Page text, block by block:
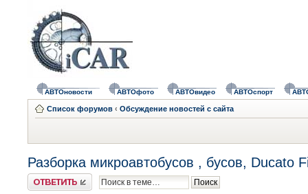
АВТОновости АВТОфото АВТОвидео АВТОспорт
Список форумов ‹ Обсуждение новостей с сайта
Разборка микроавтобусов , бусов,
Ответить